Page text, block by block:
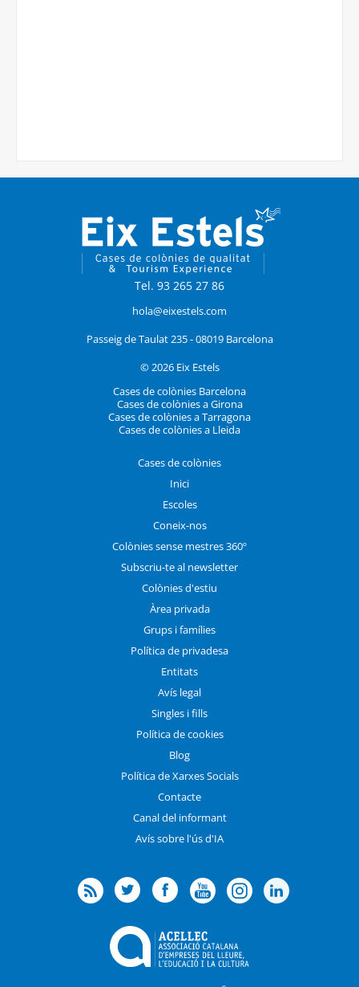
Tel. 93 265 27 86
hola@eixestels.com
Passeig de Taulat 235 - 08019 Barcelona
© 2026 Eix Estels
Cases de colònies Barcelona
Cases de colònies a Girona
Cases de colònies a Tarragona
Cases de colònies a Lleida
Cases de colònies
Inici
Escoles
Coneix-nos
Colònies sense mestres 360º
Subscriu-te al newsletter
Colònies d'estiu
Àrea privada
Grups i famílies
Política de privadesa
Entitats
Avís legal
Singles i fills
Política de cookies
Blog
Política de Xarxes Socials
Contacte
Canal del informant
Avís sobre l'ús d'IA